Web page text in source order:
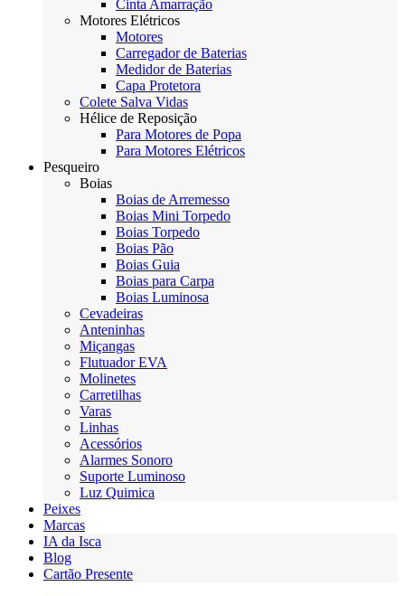
Cinta Amarração
Motores Elétricos
Motores
Carregador de Baterias
Medidor de Baterias
Capa Protetora
Colete Salva Vidas
Hélice de Reposição
Para Motores de Popa
Para Motores Elétricos
Pesqueiro
Boias
Boias de Arremesso
Boias Mini Torpedo
Boias Torpedo
Boias Pão
Boias Guia
Boias para Carpa
Boias Luminosa
Cevadeiras
Anteninhas
Miçangas
Flutuador EVA
Molinetes
Carretilhas
Varas
Linhas
Acessórios
Alarmes Sonoro
Suporte Luminoso
Luz Quimica
Peixes
Marcas
IA da Isca
Blog
Cartão Presente